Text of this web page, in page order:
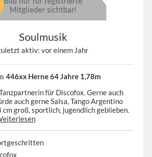
Soulmusik
aktiv: vor einem Jahr
446xx Herne 64 Jahre 1,78m
für Discofox. Gerne auch
auch gerne Salsa, Tango Argentino
cm groß, sportlich, jugendlich geblieben.